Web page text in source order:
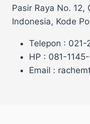
Pasir Raya No. 12,
Indonesia, Kode
Telepon :
HP : 081-
Email :